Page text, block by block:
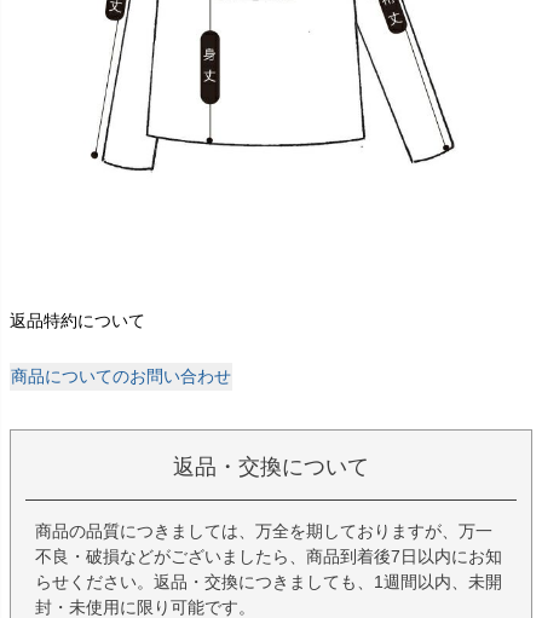
返品特約について
商品についてのお問い合わせ
返品・交換について
商品の品質につきましては、万全を期しておりますが、万一
不良・破損などがございましたら、商品到着後7日以内にお知
らせください。返品・交換につきましても、1週間以内、未開
封・未使用に限り可能です。